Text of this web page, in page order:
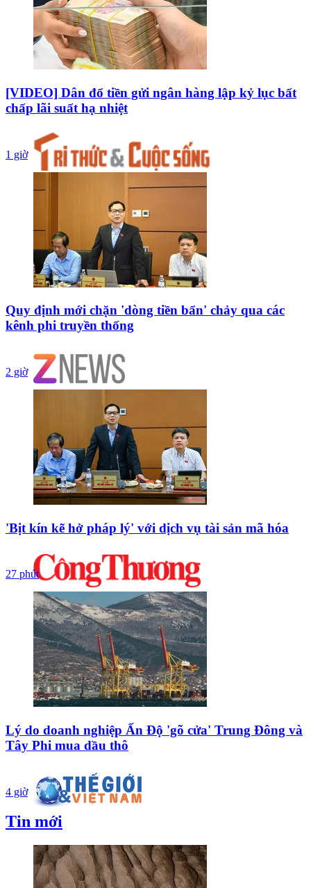
[VIDEO] Dân đổ tiền gửi ngân hàng lập kỷ lục bất
chấp lãi suất hạ nhiệt
1 giờ
Quy định mới chặn 'dòng tiền bẩn' chảy qua các
kênh phi truyền thống
2 giờ
'Bịt kín kẽ hở pháp lý' với dịch vụ tài sản mã hóa
27 phút
Lý do doanh nghiệp Ấn Độ 'gõ cửa' Trung Đông và
Tây Phi mua dầu thô
4 giờ
Tin mới